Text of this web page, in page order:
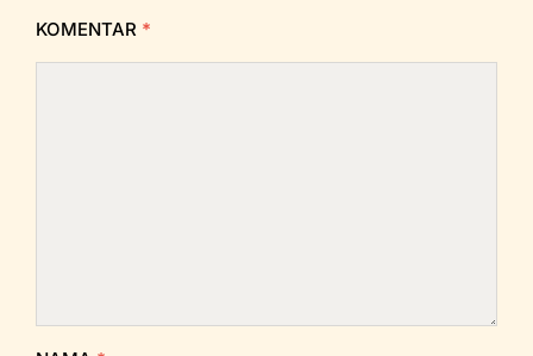
KOMENTAR *